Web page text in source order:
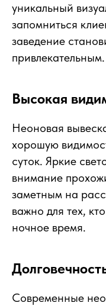
уникальный
запомниться
заведение
привлекательным.
Высокая
Неоновая
хорошую
суток. Яркие
внимание
заметным на
важно для тех,
ночное время.
Современные